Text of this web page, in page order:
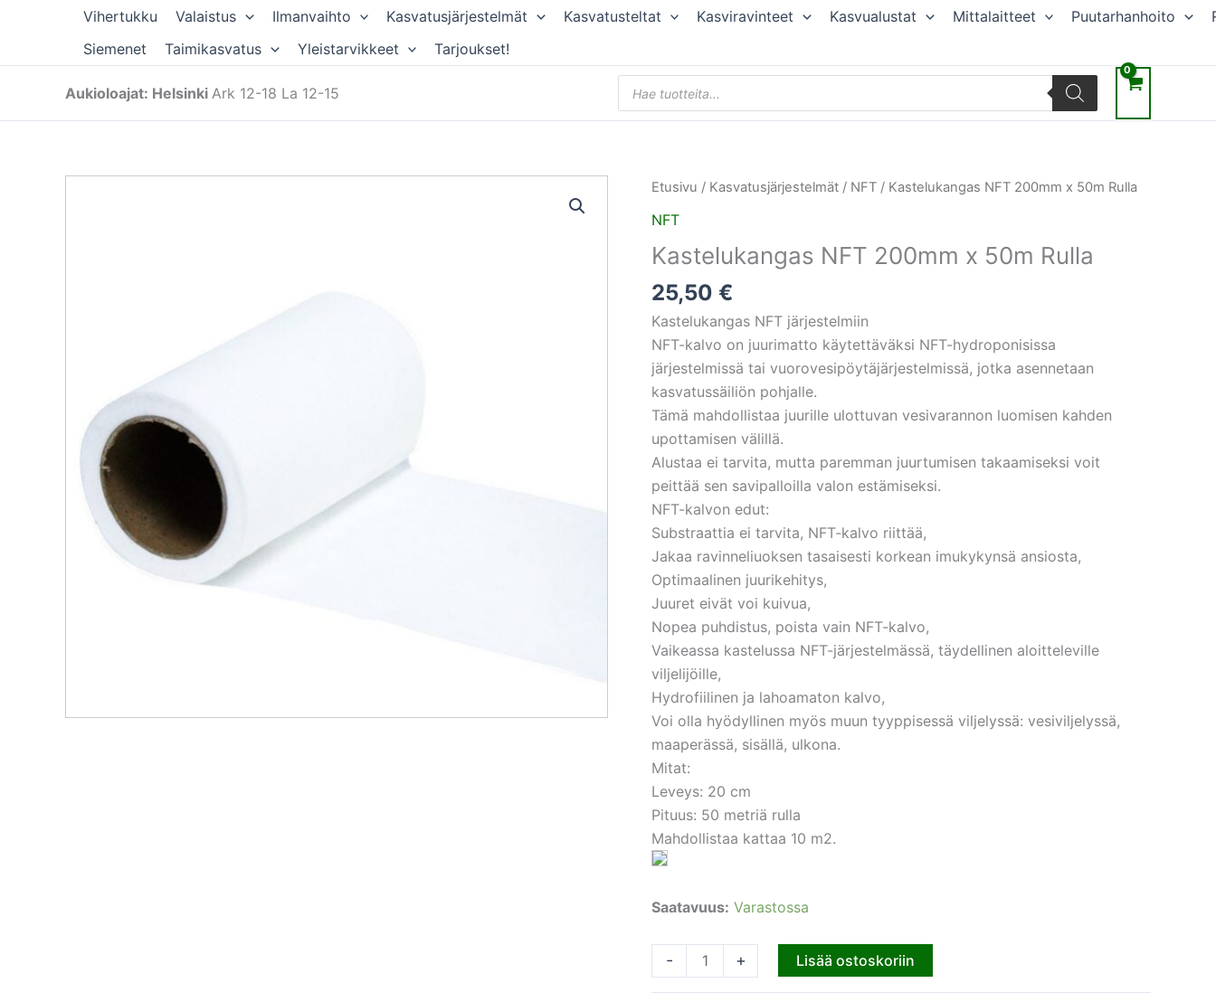
Vihertukku Valaistus Ilmanvaihto Kasvatusjärjestelmät Kasvatusteltat Kasviravinteet Kasvualustat Mittalaitteet Puutarhanhoito
Siemenet
Taimikasvatus Yleistarvikkeet Tarjoukset!
Aukioloajat: Helsinki Ark 12-18 La 12-15
Products
search
Etusivu / Kasvatusjärjestelmät / NFT / Kastelukangas NFT 200mm x 50m Rulla
NFT
Kastelukangas NFT 200mm x 50m Rulla
25,50 €
Kastelukangas NFT järjestelmiin
NFT-kalvo on juurimatto käytettäväksi NFT-hydroponisissa
järjestelmissä tai vuorovesipöytäjärjestelmissä, jotka asennetaan
kasvatussäiliön pohjalle.
Tämä mahdollistaa juurille ulottuvan vesivarannon luomisen kahden
upottamisen välillä.
Alustaa ei tarvita, mutta paremman juurtumisen takaamiseksi voit
peittää sen savipalloilla valon estämiseksi.
NFT-kalvon edut:
Substraattia ei tarvita, NFT-kalvo riittää,
Jakaa ravinneliuoksen tasaisesti korkean imukykynsä ansiosta,
Optimaalinen juurikehitys,
Juuret eivät voi kuivua,
Nopea puhdistus, poista vain NFT-kalvo,
Vaikeassa kastelussa NFT-järjestelmässä, täydellinen aloitteleville
viljelijöille,
Hydrofiilinen ja lahoamaton kalvo,
Voi olla hyödyllinen myös muun tyyppisessä viljelyssä: vesiviljelyssä,
maaperässä, sisällä, ulkona.
Mitat:
Leveys: 20 cm
Pituus: 50 metriä rulla
Mahdollistaa kattaa 10 m2.
Saatavuus: Varastossa
-
Kastelukangas
NFT
x
50m
Rulla
määrä
+ Lisää ostoskoriin